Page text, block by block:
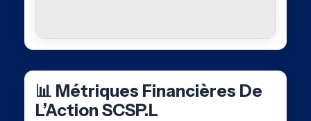
📊 Métriques Financières De
L’Action SCSP.L